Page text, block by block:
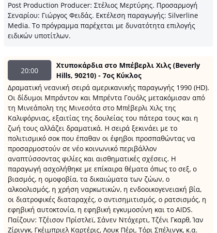
Post Production Producer: Στέλιος Μερτύρης. Προσαρμογή
Σεναρίου: Γιώργος Φειδάς. Εκτέλεση παραγωγής: Silverline
Media. Το πρόγραμμα παρέχεται με δυνατότητα επιλογής
ειδικών υποτίτλων.
20:00
Χτυποκάρδια στο Μπέβερλι Χιλς (Beverly
Hills, 90210) - 7ος Κύκλος
Δραματική νεανική σειρά αμερικανικής παραγωγής 1990 (HD).
Oι δίδυμοι Μπράντον και Μπρέντα Γουόλς μετακόμισαν από
τη Μινεάπολη της Μινεσότα στο Μπέβερλι Χιλς της
Καλιφόρνιας, εξαιτίας της δουλείας του πάτερα τους και η
ζωή τους αλλάζει δραματικά. Η σειρά ξεκινάει με το
πολιτισμικό σοκ που έπαθαν οι έφηβοι προσπαθώντας να
προσαρμοστούν σε νέο κοινωνικό περιβάλλον
αναπτύσσοντας φιλίες και αισθηματικές σχέσεις. Η
παραγωγή ασχολήθηκε με επίκαιρα θέματα όπως το σεξ, ο
βιασμός, η ομοφοβία, τα δικαιώματα των ζώων, ο
αλκοολισμός, η χρήση ναρκωτικών, η ενδοοικογενειακή βία,
οι διατροφικές διαταραχές, ο αντισημιτισμός, ο ρατσισμός, η
εφηβική αυτοκτονία, η εφηβική εγκυμοσύνη και το AIDS.
Παίζουν: Τζέισον Πρίστλεϊ, Σάνεν Ντόχερτι, Τζένι Γκαρθ, Ίαν
Ζίρινγκ, Γκέιμπριελ Καρτέρις, Λουκ Πέρι, Τόρι Σπέλινγκ, κ.α.